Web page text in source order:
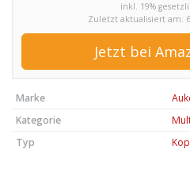
inkl. 19%
Zuletzt aktualisiert am:
Jetzt bei
Marke
Kategorie
Typ